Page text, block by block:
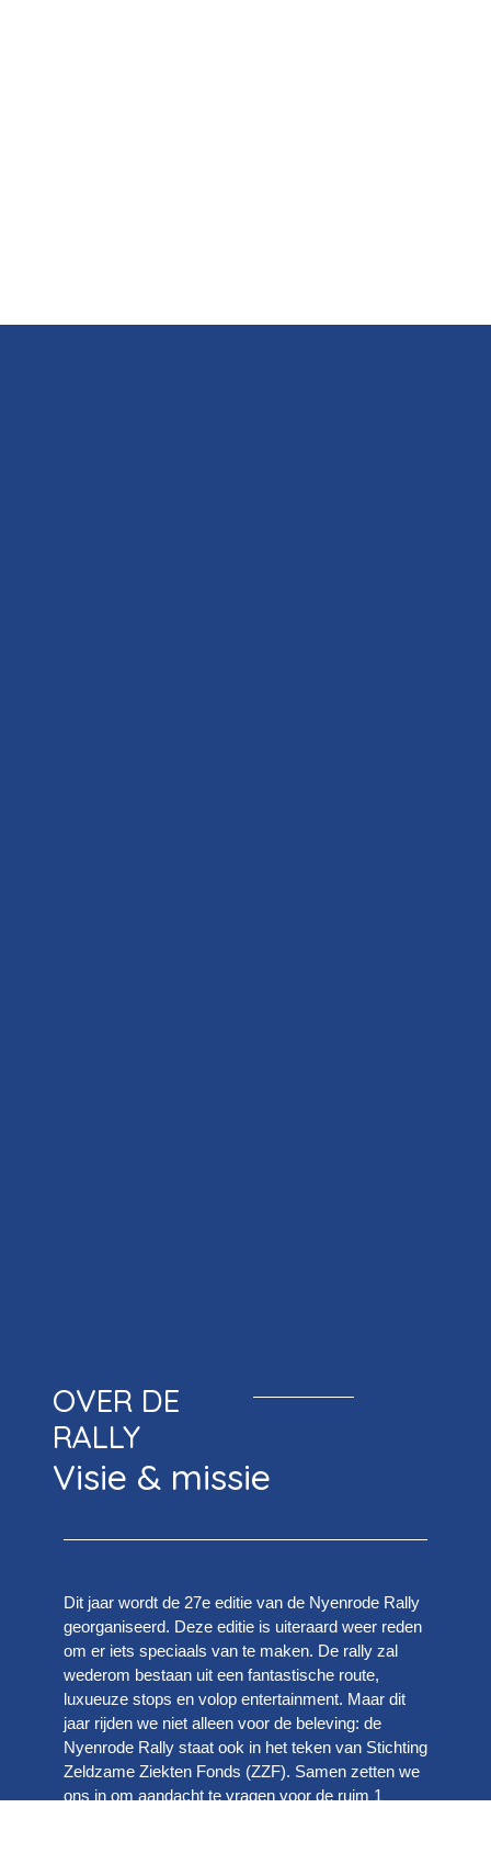
OVER DE
RALLY
Visie & missie
Dit jaar wordt de 27e editie van de Nyenrode Rally
georganiseerd. Deze editie is uiteraard weer reden
om er iets speciaals van te maken. De rally zal
wederom bestaan uit een fantastische route,
luxueuze stops en volop entertainment. Maar dit
jaar rijden we niet alleen voor de beleving: de
Nyenrode Rally staat ook in het teken van Stichting
Zeldzame Ziekten Fonds (ZZF). Samen zetten we
ons in om aandacht te vragen voor de ruim 1